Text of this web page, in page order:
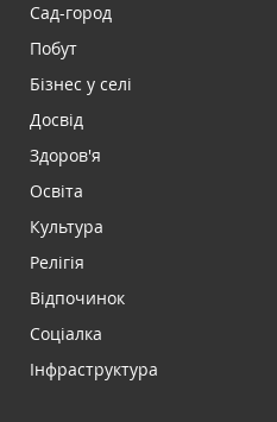
Сад-город
Побут
Бізнес у селі
Досвід
Здоров'я
Освіта
Культура
Релігія
Відпочинок
Соціалка
Інфраструктура